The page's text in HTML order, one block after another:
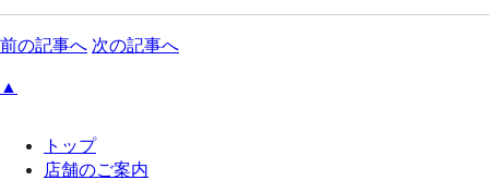
前の記事へ 次の記事へ
▲
トップ
店舗のご案内